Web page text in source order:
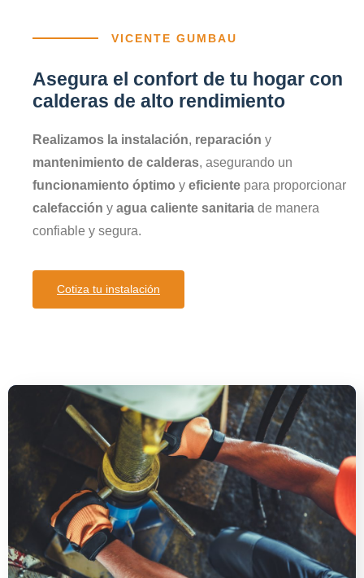
VICENTE GUMBAU
Asegura el confort de tu hogar con
calderas de alto rendimiento
Realizamos la instalación, reparación y
mantenimiento de calderas, asegurando un
funcionamiento óptimo y eficiente para proporcionar
calefacción y agua caliente sanitaria de manera
confiable y segura.
Cotiza tu instalación